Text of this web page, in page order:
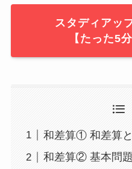
スタディアッ
【たった5
和差算① 和差算
和差算② 基本問題